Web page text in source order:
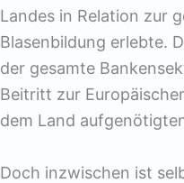
Landes in Relation zur
Blasenbildung erlebte.
der gesamte
Beitritt zur
dem Land
Doch inzwischen ist